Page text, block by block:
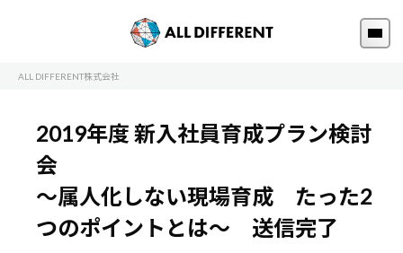
ALL DIFFERENT株式会社
2019年度 新入社員育成プラン検討
会
～属人化しない現場育成 たった2
つのポイントとは～ 送信完了